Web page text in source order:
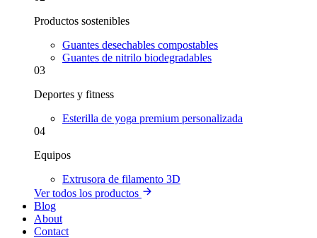
Productos sostenibles
Guantes desechables compostables
Guantes de nitrilo biodegradables
03
Deportes y fitness
Esterilla de yoga premium personalizada
04
Equipos
Extrusora de filamento 3D
Ver todos los productos
Blog
About
Contact